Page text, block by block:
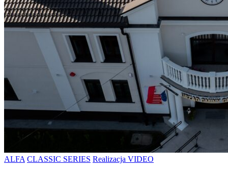
ALFA CLASSIC SERIES Realizacja VIDEO